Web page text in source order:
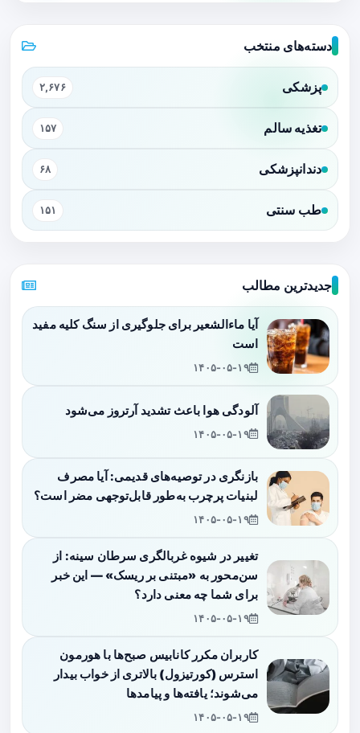
دسته‌های منتخب
پزشکی ۲,۶۷۶
تغذیه سالم ۱۵۷
دندانپزشکی ۶۸
طب سنتی ۱۵۱
جدیدترین مطالب
آیا ماءالشعیر برای جلوگیری از سنگ کلیه مفید
است
۱۴۰۵-۰۵-۱۹
آلودگی هوا باعث تشدید آرتروز می‌شود
۱۴۰۵-۰۵-۱۹
بازنگری در توصیه‌های قدیمی: آیا مصرف
لبنیات پرچرب به‌طور قابل‌توجهی مضر است؟
۱۴۰۵-۰۵-۱۹
تغییر در شیوه غربالگری سرطان سینه: از
سن‌محور به «مبتنی بر ریسک» — این خبر
برای شما چه معنی دارد؟
۱۴۰۵-۰۵-۱۹
کاربران مکرر کانابیس صبح‌ها با هورمون
استرس (کورتیزول) بالاتری از خواب بیدار
می‌شوند؛ یافته‌ها و پیامدها
۱۴۰۵-۰۵-۱۹